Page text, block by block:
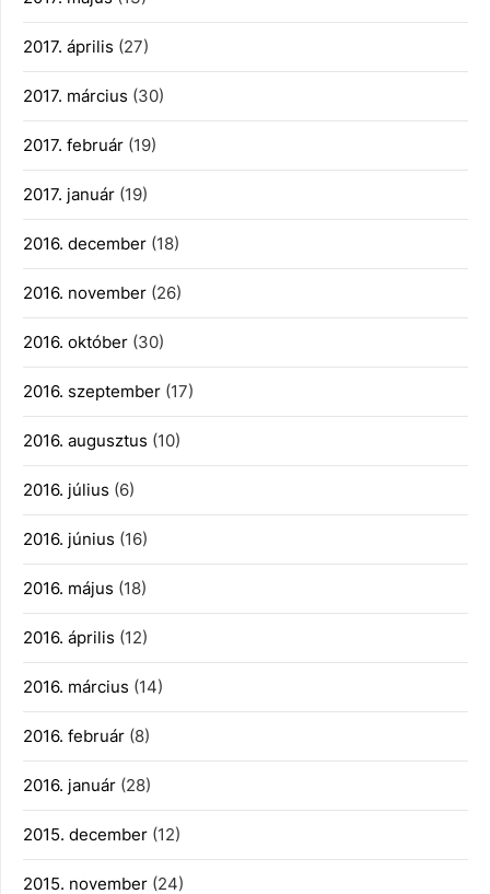
2017. április (27)
2017. március (30)
2017. február (19)
2017. január (19)
2016. december (18)
2016. november (26)
2016. október (30)
2016. szeptember (17)
2016. augusztus (10)
2016. július (6)
2016. június (16)
2016. május (18)
2016. április (12)
2016. március (14)
2016. február (8)
2016. január (28)
2015. december (12)
2015. november (24)